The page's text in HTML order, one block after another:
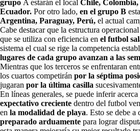
grupo A estarán el local Chile,
Ecuador. Por otro lado, en el grupo B
Argentina, Paraguay, Perú, el actual
Cabe destacar que la estructura
que se utiliza con eficiencia en el futbol
sistema el cual se rige la competencia
lugares de cada grupo avanzan a las
Mientras que los terceros se enfrentaran
los cuartos competirán por la séptima
jugaran por la última casilla
En líneas generales, se puede inferir acerca
expectativo creciente dentro del futbol
en la modalidad de playa. Esto se debe a
preparado arduamente para lograr